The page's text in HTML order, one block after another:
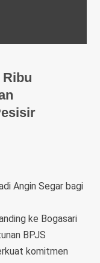
Ribu
Angin Segar bagi
ke Bogasari
BPJS
komitmen